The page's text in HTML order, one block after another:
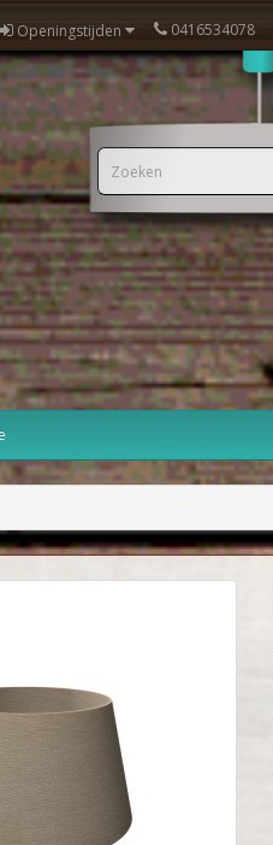
Openingstijden 0416534078